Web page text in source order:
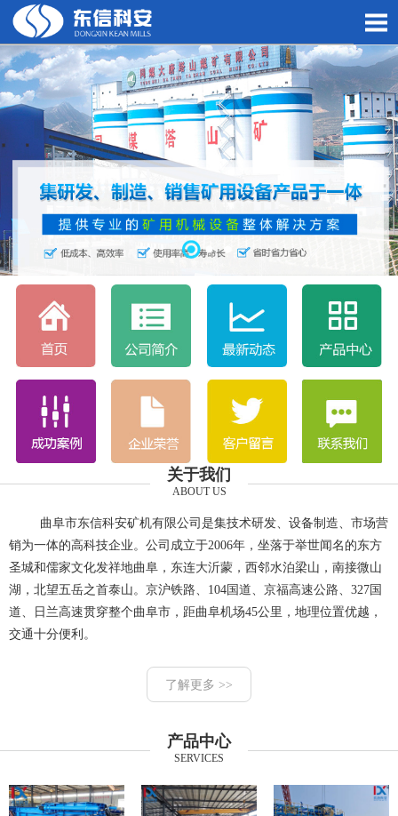
关于我们
ABOUT US
曲阜市东信科安矿机有限公司是集技术研发、设备制造、市场营
销为一体的高科技企业。公司成立于2006年，坐落于举世闻名的东方
圣城和儒家文化发祥地曲阜，东连大沂蒙，西邻水泊梁山，南接微山
湖，北望五岳之首泰山。京沪铁路、104国道、京福高速公路、327国
道、日兰高速贯穿整个曲阜市，距曲阜机场45公里，地理位置优越，
交通十分便利。
了解更多 >>
产品中心
SERVICES